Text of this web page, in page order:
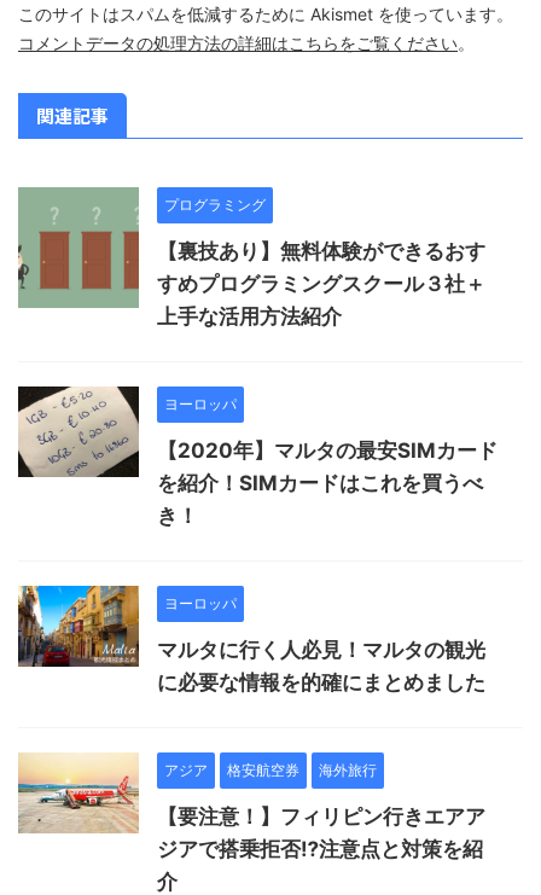
このサイトはスパムを低減するために Akismet を使っています。
コメントデータの処理方法の詳細はこちらをご覧ください。
関連記事
プログラミング
【裏技あり】無料体験ができるおす
すめプログラミングスクール３社＋
上手な活用方法紹介
ヨーロッパ
【2020年】マルタの最安SIMカード
を紹介！SIMカードはこれを買うべ
き！
ヨーロッパ
マルタに行く人必見！マルタの観光
に必要な情報を的確にまとめました
アジア 格安航空券 海外旅行
【要注意！】フィリピン行きエアア
ジアで搭乗拒否⁉︎注意点と対策を紹
介